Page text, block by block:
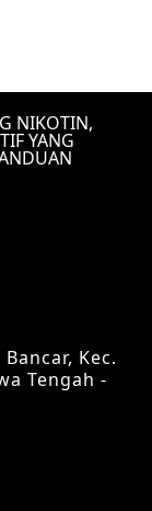
NIKOTIN,
YANG
Kec.
Tengah -